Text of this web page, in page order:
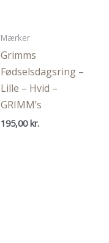
Mærker
Grimms
Fødselsdagsring –
Lille – Hvid –
GRIMM’s
195,00kr.